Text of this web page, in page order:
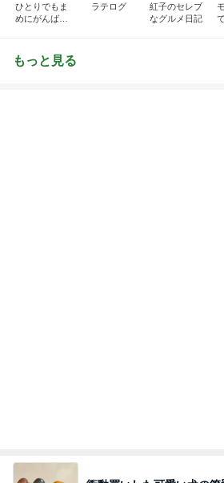
ひとりでもま
めにがんばる
ラテログ
紅子のセレブ
なグルメ日記
もっと見る